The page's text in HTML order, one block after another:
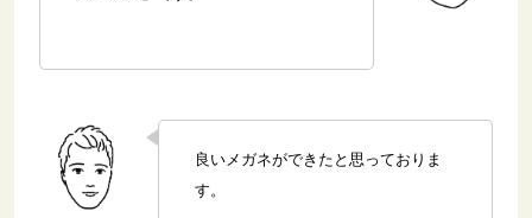
良いメガネができたと思っておりま
す。